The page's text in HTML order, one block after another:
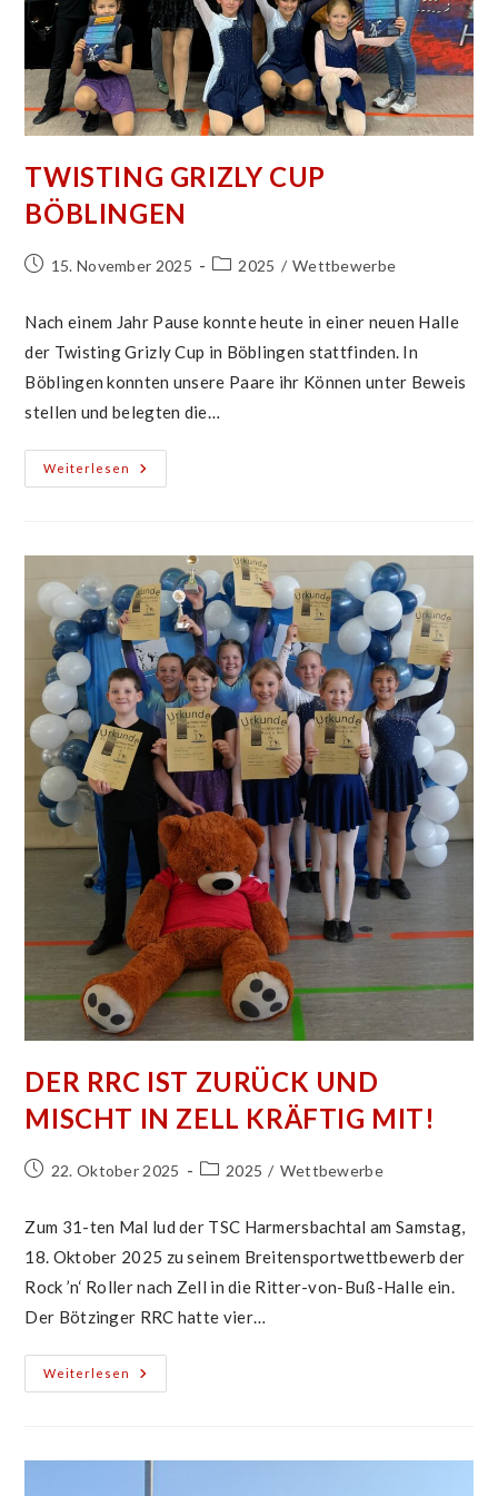
TWISTING GRIZLY CUP
BÖBLINGEN
Beitrag15. November 2025
Beitrags-
2025 / Wettbewerbe
Nach einem Jahr Pause konnte heute in einer neuen Halle
der Twisting Grizly Cup in Böblingen stattfinden. In
Böblingen konnten unsere Paare ihr Können unter Beweis
stellen und belegten die…
Weiterlesen
Twisting
Grizly
DER RRC IST ZURÜCK UND
MISCHT IN ZELL KRÄFTIG MIT!
Beitrag22. Oktober 2025
Beitrags-
2025 / Wettbewerbe
Zum 31-ten Mal lud der TSC Harmersbachtal am Samstag,
18. Oktober 2025 zu seinem Breitensportwettbewerb der
Rock ’n‘ Roller nach Zell in die Ritter-von-Buß-Halle ein.
Der Bötzinger RRC hatte vier…
Weiterlesen
Der
RRC
In